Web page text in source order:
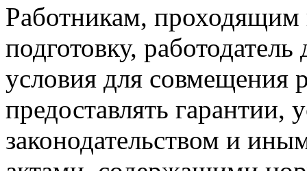
Работникам,
подготовку,
условия для совмещения
предоставлять гарантии,
законодательством и